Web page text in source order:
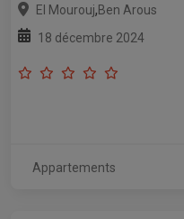
El Mourouj,Ben Arous
18 décembre 2024
Appartements